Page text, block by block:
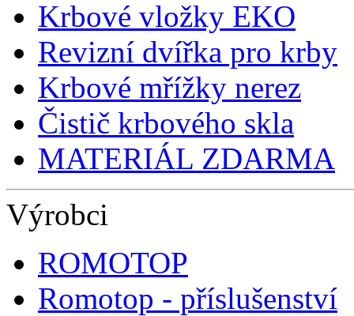
Krbové vložky EKO
Revizní dvířka pro krby
Krbové mřížky nerez
Čistič krbového skla
MATERIÁL ZDARMA
Výrobci
ROMOTOP
Romotop - příslušenství